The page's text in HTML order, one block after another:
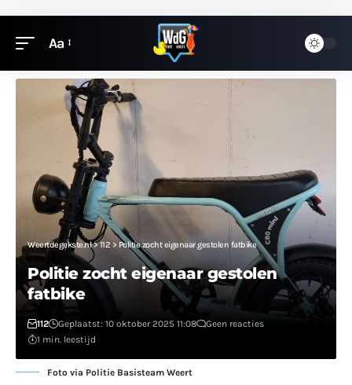
Aa
Weertdegekste.nl>112 > Politie zocht eigenaar gestolen fatbike
Politie zocht eigenaar gestolen
fatbike
112 Geplaatst: 10 oktober 2025 11:08
Geen reacties
1 min. leestijd
Foto via Politie Basisteam Weert